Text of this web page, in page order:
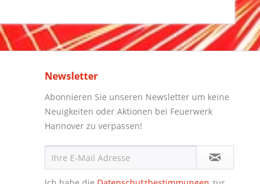
Newsletter
Abonnieren Sie unseren Newsletter um keine
Neuigkeiten oder Aktionen bei Feuerwerk
Hannover zu verpassen!